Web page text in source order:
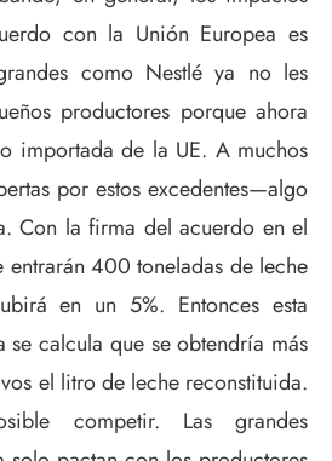
con la Unión Europea es
como Nestlé ya no les
productores porque ahora
importada de la UE. A muchos
por estos excedentes—algo
Con la firma del acuerdo en el
400 toneladas de leche
en un 5%. Entonces esta
se calcula que se obtendría más
el litro de leche reconstituida.
competir. Las grandes